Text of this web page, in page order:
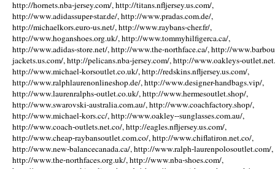
http://hornets.nba-jersey.com/, http://titans.nfljersey.us.com/,
http://www.adidassuper-star.de/, http://www.pradas.com.de/,
http://michaelkors.euro-us.net/, http://www.raybans-cher.fr/,
http://www.hoganshoes.org.uk/, http://www.tommyhilfigerca.ca/,
http://www.adidas-store.net/, http://www.the-northface.ca/, http://
jackets.us.com/, http://pelicans.nba-jersey.com/, http://www.oakleys-
http://www.michael-korsoutlet.co.uk/, http://redskins.nfljersey.us.com/,
http://www.ralphlaurenonlineshop.de/, http://www.designer-handbags.vip/,
http://www.laurenralphs-outlet.co.uk/, http://www.hermesoutlet.shop/,
http://www.swarovski-australia.com.au/, http://www.coachfactory.shop/,
http://www.michael-kors.cc/, http://www.oakley--sunglasses.com.au/,
http://www.coach-outlets.net.co/, http://eagles.nfljersey.us.com/,
http://www.cheap-raybansoutlet.com.co/, http://www.chiflatiron.net.co/,
http://www.new-balancecanada.ca/, http://www.ralph-laurenpolosoutlet.com/,
http://www.the-northfaces.org.uk/, http://www.nba-shoes.com/,